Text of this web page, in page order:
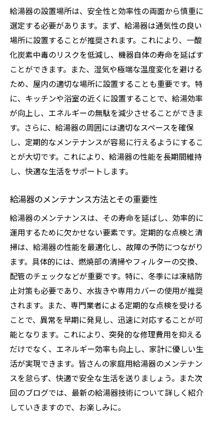
給湯器の設置場所は、安全性と効率性の両面から慎重に
選定する必要があります。まず、給湯器は通気性の良い
場所に設置することが推奨されます。これにより、一酸
化炭素中毒のリスクを低減し、機器自体の寿命を延ばす
ことができます。また、湿気や極端な温度変化を避ける
ため、屋内の適切な場所に設置することも重要です。特
に、キッチンや浴室の近くに設置することで、給湯効率
が向上し、エネルギーの無駄を減少させることができま
す。さらに、給湯器の周囲には適切なスペースを確保
し、定期的なメンテナンスが容易に行えるようにするこ
とが大切です。これにより、給湯器の性能を長期間維持
し、快適な生活をサポートします。
給湯器のメンテナンス方法とその重要性
給湯器のメンテナンスは、その寿命を延ばし、効率的に
運用するために欠かせない要素です。定期的な点検と清
掃は、給湯器の性能を最適化し、故障の予防につながり
ます。具体的には、燃焼部の清掃やフィルターの交換、
配管のチェックなどが重要です。特に、冬季には凍結防
止対策も必要であり、水抜きや専用カバーの使用が推奨
されます。また、専門業者による定期的な点検を受ける
ことで、異常を早期に発見し、迅速に対応することが可
能となります。これにより、突発的な修理費用を抑える
だけでなく、エネルギー効率も向上し、家計に優しい生
活が実現できます。皆さんの家庭用給湯器のメンテナン
スを怠らず、快適で安全な生活を送りましょう。また次
回のブログでは、最新の給湯器技術について詳しく紹介
していきますので、お楽しみに。